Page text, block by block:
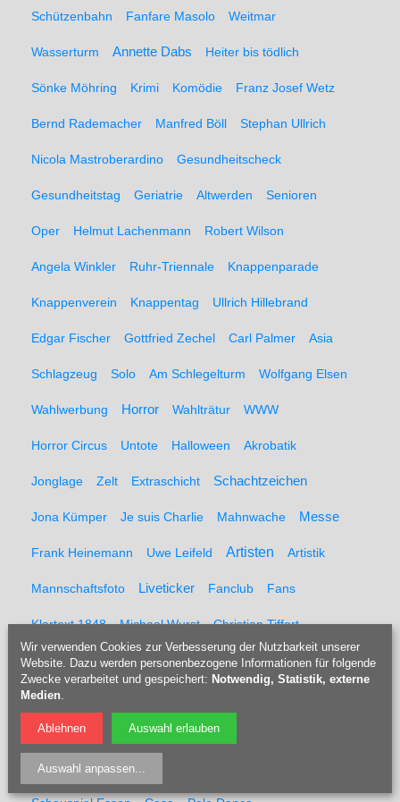
Schützenbahn Fanfare Masolo Weitmar
Wasserturm Annette Dabs Heiter bis tödlich
Sönke Möhring Krimi Komödie Franz Josef Wetz
Bernd Rademacher Manfred Böll Stephan Ullrich
Nicola Mastroberardino Gesundheitscheck
Gesundheitstag Geriatrie Altwerden Senioren
Oper Helmut Lachenmann Robert Wilson
Angela Winkler Ruhr-Triennale Knappenparade
Knappenverein Knappentag Ullrich Hillebrand
Edgar Fischer Gottfried Zechel Carl Palmer Asia
Schlagzeug Solo Am Schlegelturm Wolfgang Elsen
Wahlwerbung Horror Wahlträtur WWW
Horror Circus Untote Halloween Akrobatik
Jonglage Zelt Extraschicht Schachtzeichen
Jona Kümper Je suis Charlie Mahnwache Messe
Frank Heinemann Uwe Leifeld Artisten Artistik
Mannschaftsfoto Liveticker Fanclub Fans
Klartext 1848 Michael Wurst Christian Tiffert
Richard Sukuta-Pasu Willi Dorner
Magdalene Anna Dieke
Steven Skeels Marcel Brauneis
Arlene Phillips John Napier
Wir verwenden Cookies zur Verbesserung der Nutzbarkeit unserer
Website. Dazu werden personenbezogene Informationen für folgende
Zwecke verarbeitet und gespeichert: Notwendig, Statistik, externe
Medien.
Ablehnen Auswahl erlauben
Auswahl anpassen...